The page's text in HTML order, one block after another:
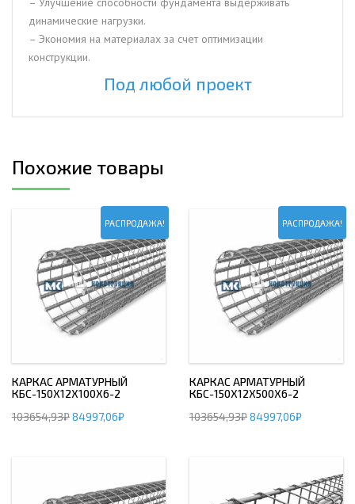
динамические нагрузки.
– Экономия на материалах за счет оптимизации
конструкции.
Под любой проект
Похожие товары
РАСПРОДАЖА!
КАРКАС АРМАТУРНЫЙ
КБС-150Х12Х100Х6-2
103654,93₽84997,06₽
РАСПРОДАЖА!
КАРКАС АРМАТУРНЫЙ
КБС-150Х12Х500Х6-2
103654,93₽84997,06₽